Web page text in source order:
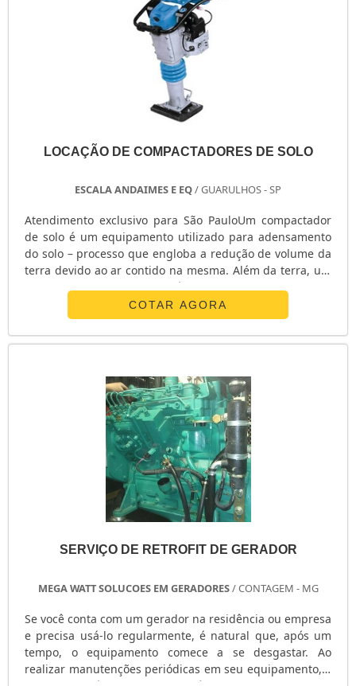
LOCAÇÃO DE COMPACTADORES DE SOLO
ESCALA ANDAIMES E EQ/ GUARULHOS - SP
Atendimento exclusivo para São PauloUm compactador
de solo é um equipamento utilizado para adensamento
do solo – processo que engloba a redução de volume da
terra devido ao ar contido na mesma. Além da terra, um
compactador de solo também pode ser utilizado para
adensar outros tipos de terreno, como a areia, por
exemplo. Tudo isso para poder preparar o terreno para a
construção de uma obra, como: Um edifício; Uma
COTAR AGORA
SERVIÇO DE RETROFIT DE GERADOR
MEGA WATT SOLUCOES EM GERADORES/ CONTAGEM - MG
Se você conta com um gerador na residência ou empresa
e precisa usá-lo regularmente, é natural que, após um
tempo, o equipamento comece a se desgastar. Ao
realizar manutenções periódicas em seu equipamento, o